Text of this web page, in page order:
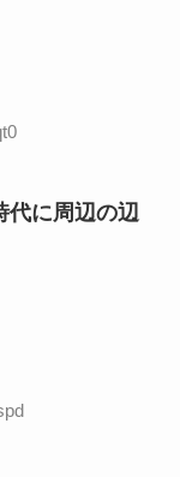
代に周辺の辺